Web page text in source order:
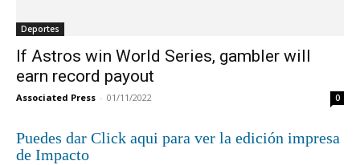
Deportes
If Astros win World Series, gambler will
earn record payout
Associated Press - 01/11/2022 0
Puedes dar Click aqui para ver la edición impresa
de Impacto